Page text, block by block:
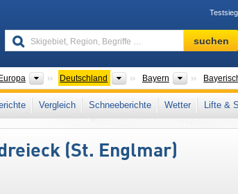
Skigebiet,
Region,
…
suchen
Europa Kontinente
Deutschland LänderBayern
liegt auch in: Straubing-Bogen Niederbayern Ostbayern
Mitteleuropa Europäische Union
Vergleich Schneeberichte Wetter Lifte &
(St. Englmar)